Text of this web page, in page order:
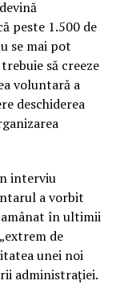
peste 1.500 de
se mai pot
să creeze
voluntară a
deschiderea
interviu
a vorbit
amânat în ultimii
de
unei noi
administrației.